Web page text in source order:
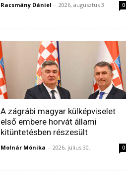
Racsmány Dániel - 2026, augusztus 3. 0
A zágrábi magyar külképviselet
első embere horvát állami
kitüntetésben részesült
Molnár Mónika - 2026, július 30. 0